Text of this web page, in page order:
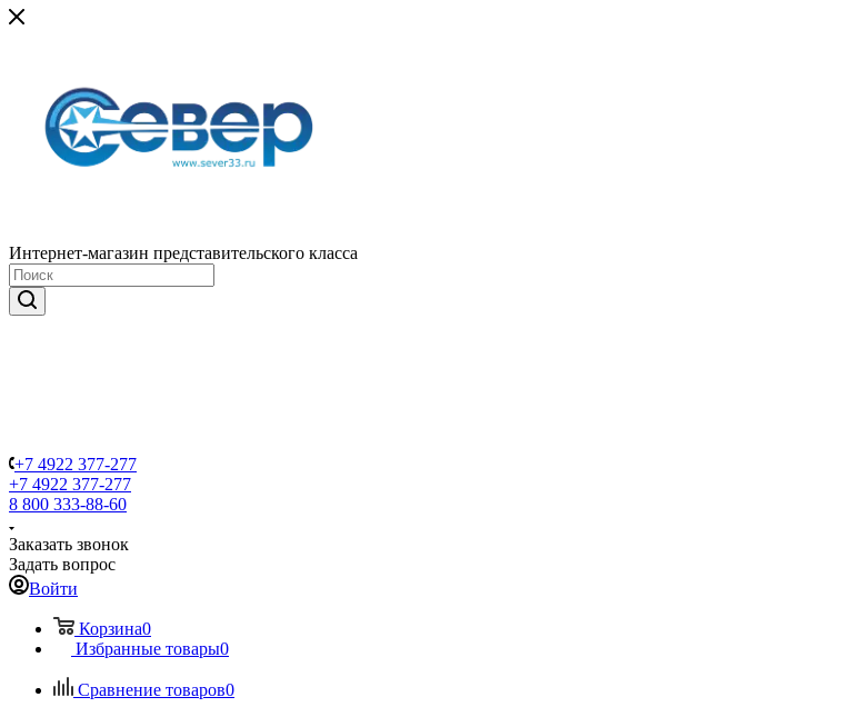
Интернет-магазин представительского класса
+7 4922 377-277
+7 4922 377-277
8 800 333-88-60
Заказать звонок
Задать вопрос
Войти
Корзина0
Избранные товары0
Сравнение товаров0